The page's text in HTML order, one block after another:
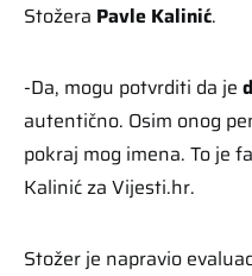
Stožera Pavle Kalinić.
-Da, mogu potvrditi da je
autentično. Osim onog
pokraj mog imena. To je
Kalinić za Vijesti.hr.
Stožer je napravio